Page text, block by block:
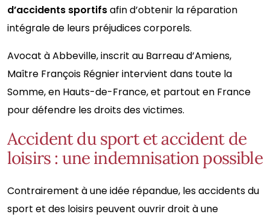
d’accidents sportifsafin d’obtenir la réparation
intégrale de leurs préjudices corporels.
Avocat à Abbeville, inscrit au Barreau d’Amiens,
Maître François Régnier intervient dans toute la
Somme, en Hauts-de-France, et partout en France
pour défendre les droits des victimes.
Accident du sport et accident de
loisirs : une indemnisation possible
Contrairement à une idée répandue, les accidents du
sport et des loisirs peuvent ouvrir droit à une